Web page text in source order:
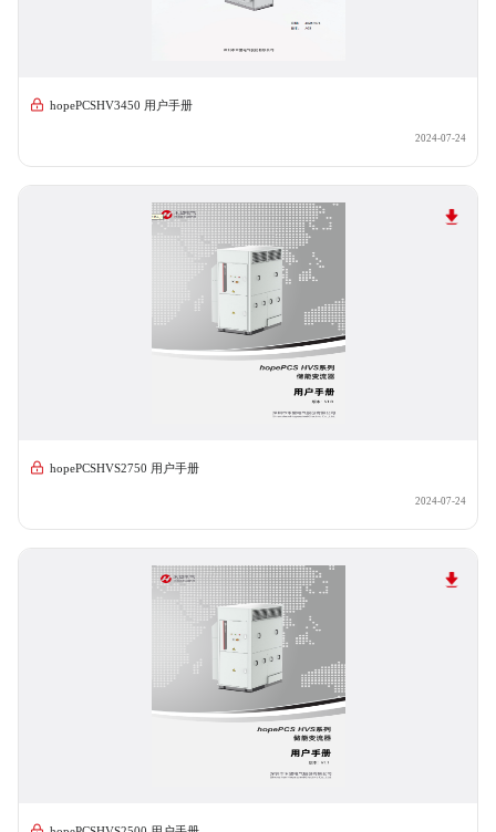
hopePCSHV3450 用户手册
2024-07-24
hopePCSHVS2750 用户手册
2024-07-24